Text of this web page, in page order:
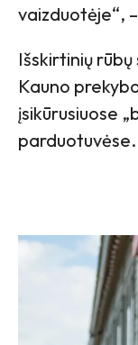
vaizduotėje“,
Išskirtinių
Kauno
įsikūrusiuose
parduotuvėse.